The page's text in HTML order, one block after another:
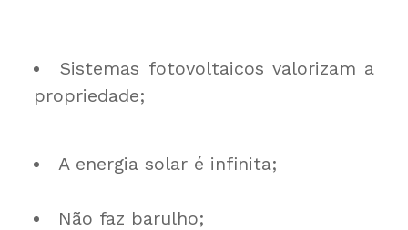
Sistemas fotovoltaicos valorizam a
propriedade;
A energia solar é infinita;
Não faz barulho;